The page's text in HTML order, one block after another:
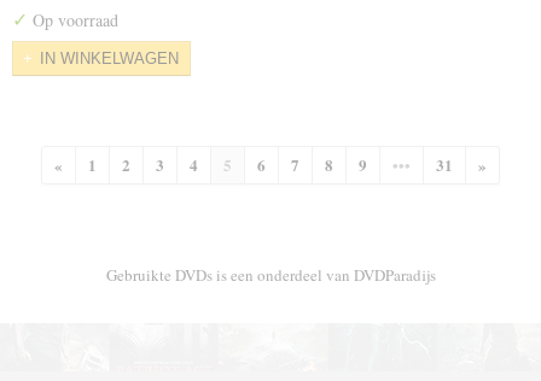
✓ Op voorraad
IN WINKELWAGEN
« 1 2 3 4 5 6 7 8 9 ••• 31 »
Gebruikte DVDs is een onderdeel van DVDParadijs